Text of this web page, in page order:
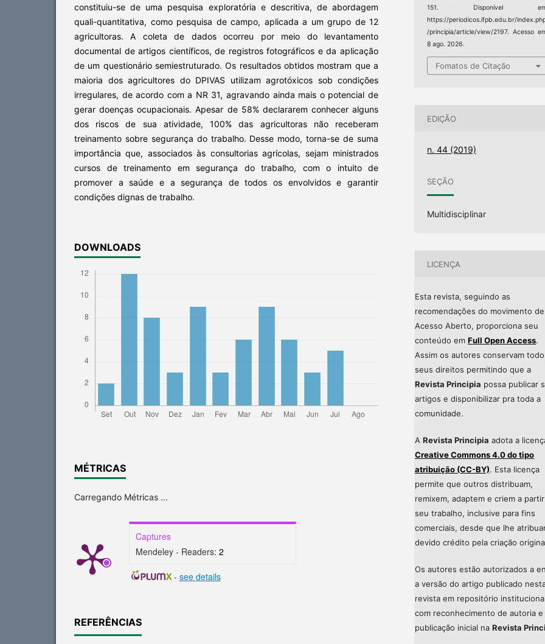
constituiu-se de uma pesquisa exploratória e descritiva, de abordagem
quali-quantitativa, como pesquisa de campo, aplicada a um grupo de 12
agricultoras. A coleta de dados ocorreu por meio do levantamento
documental de artigos científicos, de registros fotográficos e da aplicação
de um questionário semiestruturado. Os resultados obtidos mostram que a
maioria dos agricultores do DPIVAS utilizam agrotóxicos sob condições
irregulares, de acordo com a NR 31, agravando ainda mais o potencial de
gerar doenças ocupacionais. Apesar de 58% declararem conhecer alguns
dos riscos de sua atividade, 100% das agricultoras não receberam
treinamento sobre segurança do trabalho. Desse modo, torna-se de suma
importância que, associados às consultorias agrícolas, sejam ministrados
cursos de treinamento em segurança do trabalho, com o intuito de
promover a saúde e a segurança de todos os envolvidos e garantir
condições dignas de trabalho.
DOWNLOADS
MÉTRICAS
Carregando Métricas ...
Captures
Mendeley - Readers: 2
- see details
REFERÊNCIAS
151. Disponível
https://periodicos.ifpb.edu.br/
/principia/article/view/2197. Acesso
8 ago. 2026.
Fomatos de Citação
EDIÇÃO
n. 44 (2019)
SEÇÃO
Multidisciplinar
LICENÇA
Esta revista, seguindo as
recomendações do movimento de
Acesso Aberto, proporciona seu
conteúdo em Full Open Access.
Assim os autores conservam
seus direitos permitindo que a
Revista Principia possa publicar
artigos e disponibilizar pra toda a
comunidade.
A Revista Principia adota a
Creative Commons 4.0 do tipo
atribuição (CC-BY). Esta licença
permite que outros distribuam,
remixem, adaptem e criem a
seu trabalho, inclusive para fins
comerciais, desde que lhe
devido crédito pela criação
Os autores estão autorizados a
a versão do artigo publicado
revista em repositório
com reconhecimento de autoria e
publicação inicial na Revista